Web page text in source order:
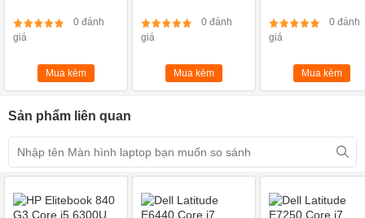
Công nghệ chiếu sáng
Tấm nền IPS Góc nhìn rộng
Bề mặt
Không cảm ứng
Đời máy tương thích các dòng gaming
Độ Sáng 250-300 Nits
0 đánh
giá
Mua kèm
0 đánh
giá
Mua kèm
300Mbps
0 đánh
giá
Mua kèm
Sản phẩm liên quan